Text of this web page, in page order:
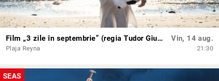
Film „3 zile în septembrie” (regia Tudor Giurgiu) + Q&A cu echipa
Plaja Reyna
Vin, 14 aug.
21:30
SEAS